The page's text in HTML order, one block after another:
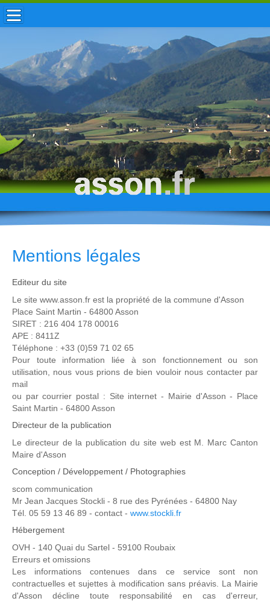
ACCUEIL / INFOS
MUNICIPALITÉ
VIE LOCALE
ENFANCE
TOURISME
HISTOIRE
Mentions légales
Editeur du site
Le site www.asson.fr est la propriété de la commune d'Asson
Place Saint Martin - 64800 Asson
SIRET : 216 404 178 00016
APE : 8411Z
Téléphone : +33 (0)59 71 02 65
Pour toute information liée à son fonctionnement ou son
utilisation, nous vous prions de bien vouloir nous contacter par
mail
ou par courrier postal : Site internet - Mairie d'Asson - Place
Saint Martin - 64800 Asson
Directeur de la publication
Le directeur de la publication du site web est M. Marc Canton
Maire d'Asson
Conception / Développement / Photographies
scom communication
Mr Jean Jacques Stockli - 8 rue des Pyrénées - 64800 Nay
Tél. 05 59 13 46 89 - contact - www.stockli.fr
Hébergement
OVH - 140 Quai du Sartel - 59100 Roubaix
Erreurs et omissions
Les informations contenues dans ce service sont non
contractuelles et sujettes à modification sans préavis. La Mairie
d'Asson décline toute responsabilité en cas d'erreur,